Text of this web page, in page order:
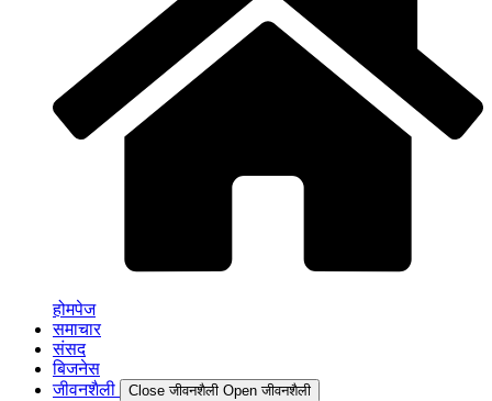
होमपेज
समाचार
संसद
बिजनेस
जीवनशैली
Close जीवनशैली Open जीवनशैली